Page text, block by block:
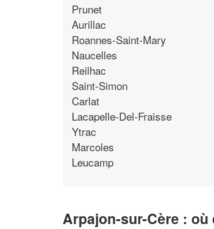
Prunet
Aurillac
Roannes-Saint-Mary
Naucelles
Reilhac
Saint-Simon
Carlat
Lacapelle-Del-Fraisse
Ytrac
Marcoles
Leucamp
Arpajon-sur-Cère :